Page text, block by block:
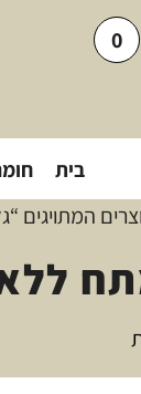
0
בית
המתויגים